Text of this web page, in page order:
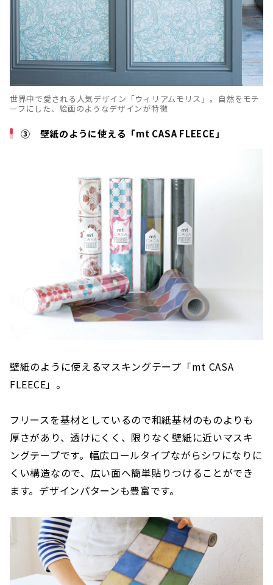
世界中で愛される人気デザイン「ウィリアムモリス」。自然をモチ
ーフにした、絵画のようなデザインが特徴
③ 壁紙のように使える「mt CASA FLEECE」
壁紙のように使えるマスキングテープ「mt CASA
FLEECE」。
フリースを基材としているので和紙基材のものよりも
厚さがあり、透けにくく、限りなく壁紙に近いマスキ
ングテープです。幅広ロールタイプながらシワになりに
くい構造なので、広い面へ簡単貼りつけることができ
ます。デザインパターンも豊富です。